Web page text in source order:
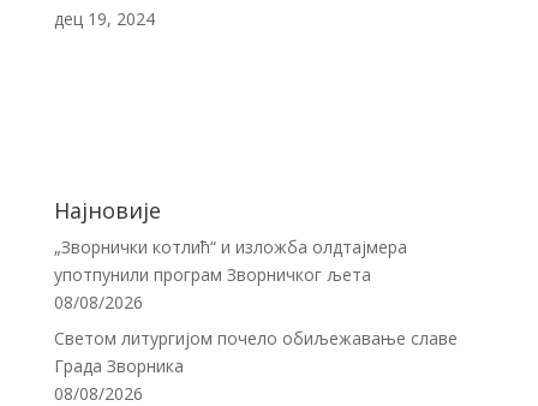
дец 19, 2024
Најновије
„Зворнички котлић“ и изложба олдтајмера
употпунили програм Зворничког љета
08/08/2026
Светом литургијом почело обиљежавање славе
Града Зворника
08/08/2026